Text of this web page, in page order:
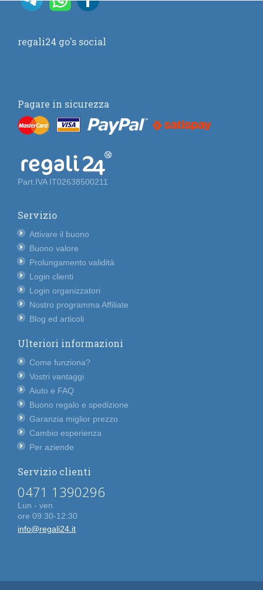
regali24 go's social
Pagare in sicurezza
Part.IVA IT02638500211
Servizio
Attivare il buono
Buono valore
Prolungamento validità
Login clienti
Login organizzatori
Nostro programma Affiliate
Blog ed articoli
Ulteriori informazioni
Come funziona?
Vostri vantaggi
Aiuto e FAQ
Buono regalo e spedizione
Garanzia miglior prezzo
Cambio esperienza
Per aziende
Servizio clienti
0471 1390296
Lun - ven
ore 09:30-12:30
info@regali24.it